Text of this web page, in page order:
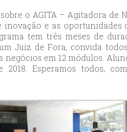
o AGITA – Agitadora de
e as oportunidades
tem três meses de
Juiz de Fora, convida
em 12 módulos.
Esperamos todos,